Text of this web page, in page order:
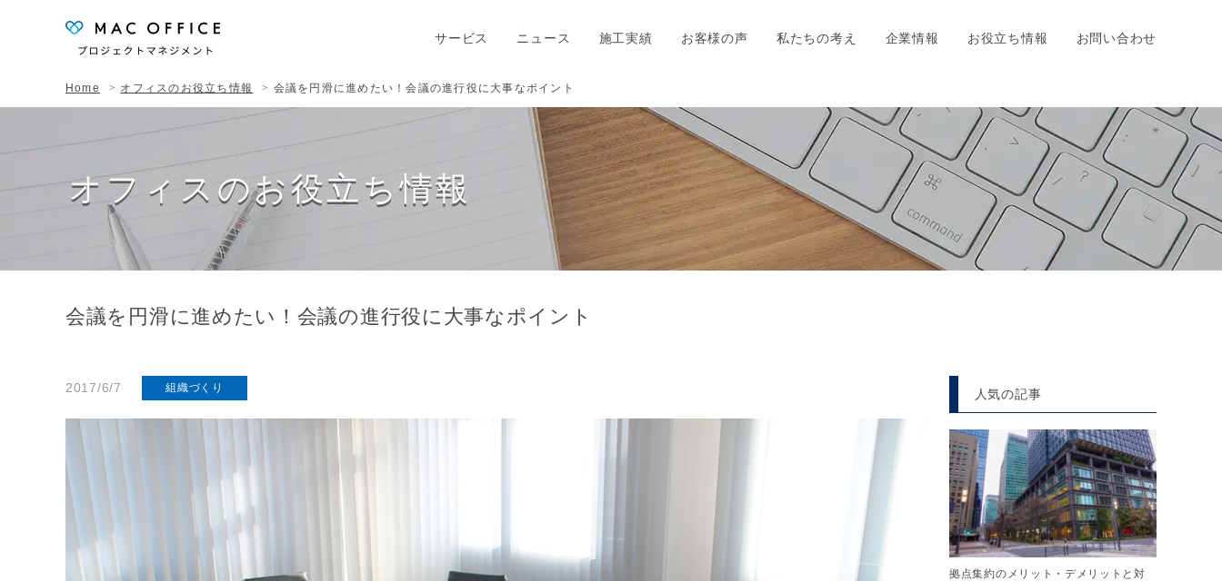
サービス ニュース 施工実績 お客様の声 私たちの考え 企業情報 お役立ち情報 お問い合わせ
Home オフィスのお役立ち情報 会議を円滑に進めたい！会議の進行役に大事なポイント
オフィスのお役立ち情報
会議を円滑に進めたい！会議の進行役に大事なポイント
2017/6/7 組織づくり 人気の記事
拠点集約のメリット・デメリットと対